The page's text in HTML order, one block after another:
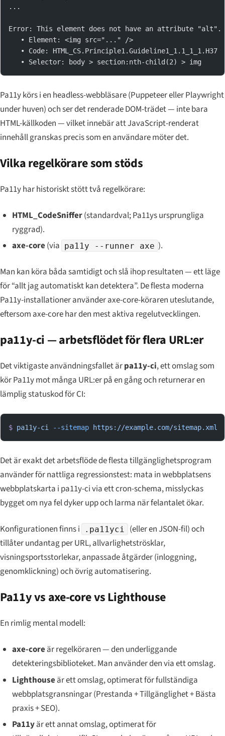
...
Error: This element does not have an attribute "alt".
   • Element: <img src="..." />
   • Code: HTML_CS.Principle1.Guideline1_1.1_1_1.H37
   • Selector: body > section:nth-child(2) > img
Pa11y körs i en headless-webbläsare (Puppeteer eller Playwright
under huven) och ser det renderade DOM-trädet — inte bara
HTML-källkoden — vilket innebär att JavaScript-renderat
innehåll granskas precis som en användare möter det.
Vilka regelkörare som stöds
Pa11y har historiskt stött två regelkörare:
HTML_CodeSniffer(standardval; Pa11ys ursprungliga
ryggrad).
axe-core(via pa11y --runner axe ).
Man kan köra båda samtidigt och slå ihop resultaten — ett läge
för “allt jag automatiskt kan detektera”. De flesta moderna
Pa11y-installationer använder axe-core-köraren uteslutande,
eftersom axe-core har den mest aktiva regelutvecklingen.
pa11y-ci — arbetsflödet för flera URL:er
Det viktigaste användningsfallet ärpa11y-ci, ett omslag som
kör Pa11y mot många URL:er på en gång och returnerar en
lämplig statuskod för CI:
$ pa11y-ci --sitemap https://example.com/sitemap.xml
Det är exakt det arbetsflöde de flesta tillgänglighetsprogram
använder för nattliga regressionstest: mata in webbplatsens
webbplatskarta i pa11y-ci via ett cron-schema, misslyckas
bygget om nya fel dyker upp och larma när felantalet ökar.
Konfigurationen finns i .pa11yci
(eller en JSON-fil) och
tillåter undantag per URL, allvarlighetströsklar,
visningsportsstorlekar, anpassade åtgärder (inloggning,
genomklickning) och övrig automatisering.
Pa11y vs axe-core vs Lighthouse
En rimlig mental modell:
axe-coreär regelköraren — den underliggande
detekteringsbiblioteket. Man använder den via ett omslag.
Lighthouseär ett omslag, optimerat för fullständiga
webbplatsgransningar (Prestanda + Tillgänglighet + Bästa
praxis + SEO).
Pa11yär ett annat omslag, optimerat för